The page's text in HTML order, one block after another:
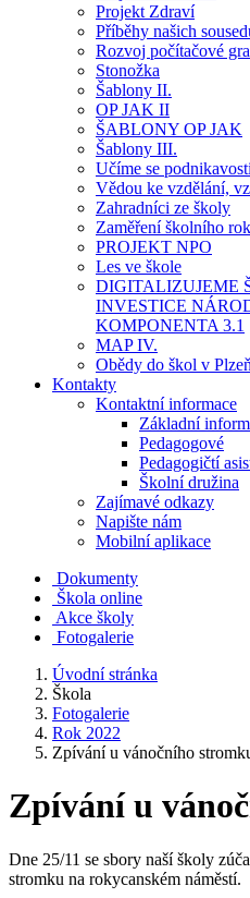
Projekt Zdraví
Příběhy našich
Rozvoj počítačové
Stonožka
Šablony II.
OP JAK II
ŠABLONY OP JAK
Šablony III.
Učíme se podnikavosti
Vědou ke vzdělání,
Zahradníci ze školy
Zaměření školního
PROJEKT NPO
Les ve škole
DIGITALIZUJEME
INVESTICE
KOMPONENTA 3.1
MAP IV.
Obědy do škol v
Kontakty
Kontaktní informace
Základní
Pedagogové
Pedagogičtí
Školní družina
Zajímavé odkazy
Napište nám
Mobilní aplikace
Dokumenty
Škola online
Akce školy
Fotogalerie
Úvodní stránka
Škola
Fotogalerie
Rok 2022
Zpívání u vánočního
Zpívání u
Dne 25/11 se sbory naší školy
stromku na rokycanském náměstí.